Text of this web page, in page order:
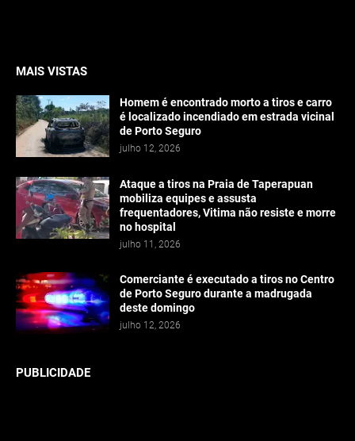
MAIS VISTAS
Homem é encontrado morto a tiros e carro
é localizado incendiado em estrada vicinal
de Porto Seguro
julho 12, 2026
Ataque a tiros na Praia de Taperapuan
mobiliza equipes e assusta
frequentadores, Vitima não resiste e morre
no hospital
julho 11, 2026
Comerciante é executado a tiros no Centro
de Porto Seguro durante a madrugada
deste domingo
julho 12, 2026
PUBLICIDADE